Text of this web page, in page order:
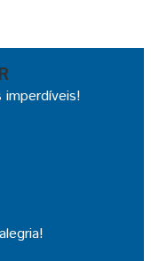
imperdíveis!